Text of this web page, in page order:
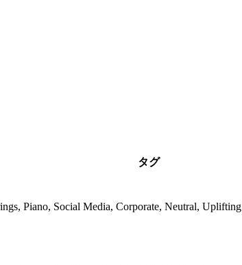
タグ
Piano, Social Media, Corporate, Neutral, Uplifting